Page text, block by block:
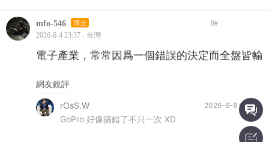
mfo-546 博士 8#
2026-6-4 23:37 - 台灣
電子產業，常常因爲一個錯誤的決定而全盤皆輸
網友銳評
2026-6-8 09:06
rOsS.W
GoPro 好像搞錯了不只一次 XD